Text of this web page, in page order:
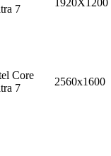
7
1920X1200
Core
7
2560x1600